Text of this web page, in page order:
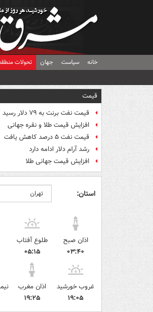
خانه سیاست جهان تحولات
قیمت
قیمت نفت برنت به ۷۹ دلار رسید
افزایش قیمت طلا و نقره جهانی
قیمت نفت ۵ درصد کاهش یافت
رشد آرام دلار ادامه دارد
افزایش قیمت جهانی طلا
استان:
اذان صبح
۰۳:۴۰
طلوع آفتاب
۰۵:۱۵
غروب خورشید
۱۹:۰۵
اذان مغرب
۱۹:۲۵